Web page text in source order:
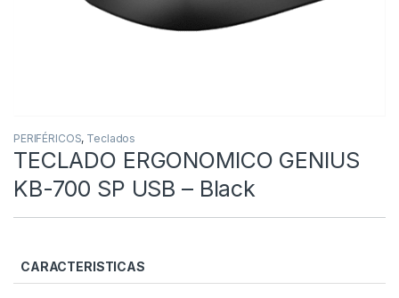
PERIFÉRICOS, Teclados
TECLADO ERGONOMICO GENIUS
KB-700 SP USB – Black
CARACTERISTICAS